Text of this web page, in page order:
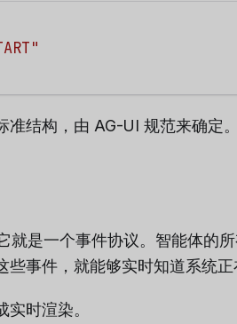
结构，由 AG-UI 规范来确定。
就是一个事件协议。智能体的
事件，就能够实时知道系统正
时渲染。